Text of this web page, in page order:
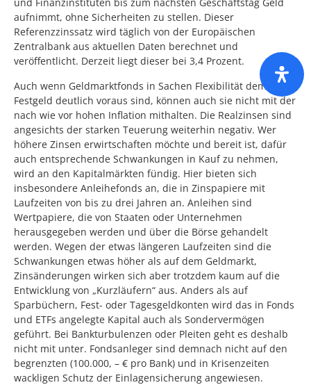
und Finanzinstituten bis zum nächsten Geschäftstag Geld
aufnimmt, ohne Sicherheiten zu stellen. Dieser
Referenzzinssatz wird täglich von der Europäischen
Zentralbank aus aktuellen Daten berechnet und
veröffentlicht. Derzeit liegt dieser bei 3,4 Prozent.
Auch wenn Geldmarktfonds in Sachen Flexibilität dem
Festgeld deutlich voraus sind, können auch sie nicht mit der
nach wie vor hohen Inflation mithalten. Die Realzinsen sind
angesichts der starken Teuerung weiterhin negativ. Wer
höhere Zinsen erwirtschaften möchte und bereit ist, dafür
auch entsprechende Schwankungen in Kauf zu nehmen,
wird an den Kapitalmärkten fündig. Hier bieten sich
insbesondere Anleihefonds an, die in Zinspapiere mit
Laufzeiten von bis zu drei Jahren an. Anleihen sind
Wertpapiere, die von Staaten oder Unternehmen
herausgegeben werden und über die Börse gehandelt
werden. Wegen der etwas längeren Laufzeiten sind die
Schwankungen etwas höher als auf dem Geldmarkt,
Zinsänderungen wirken sich aber trotzdem kaum auf die
Entwicklung von „Kurzläufern“ aus. Anders als auf
Sparbüchern, Fest- oder Tagesgeldkonten wird das in Fonds
und ETFs angelegte Kapital auch als Sondervermögen
geführt. Bei Bankturbulenzen oder Pleiten geht es deshalb
nicht mit unter. Fondsanleger sind demnach nicht auf den
begrenzten (100.000, – € pro Bank) und in Krisenzeiten
wackligen Schutz der Einlagensicherung angewiesen.